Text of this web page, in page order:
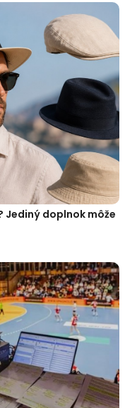
Jediný doplnok môže